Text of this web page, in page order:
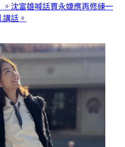
沈富雄喊話賈永婕應再修練一
話。